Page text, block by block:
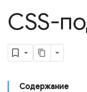
CSS-
Содержание